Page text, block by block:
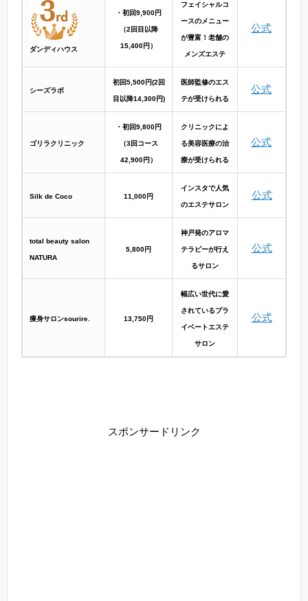
ダンディハウス
・初回9,900円
（2回目以降
15,400円）
フェイシャルコ
ースのメニュー
が豊富！老舗の
メンズエステ
公式
シーズラボ
初回5,500円(2回
目以降14,300円)
医師監修のエス
テが受けられる
公式
ゴリラクリニック
・初回9,800円
（3回コース
42,900円）
クリニックによ
る美容医療の治
療が受けられる
公式
Silk de Coco 11,000円
インスタで人気
のエステサロン
公式
total beauty salon
NATURA
5,800円
神戸発のアロマ
テラピーが行え
るサロン
公式
痩身サロンsourire. 13,750円
幅広い世代に愛
されているプラ
イベートエステ
サロン
公式
スポンサードリンク